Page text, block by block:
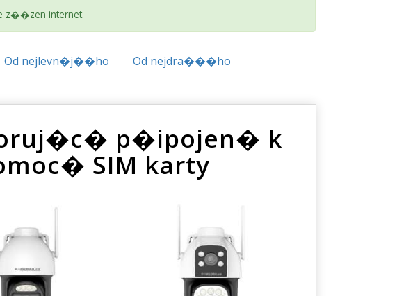
z��zen internet.
Od nejlevn�j��ho
Od nejdra���ho
p�ipojen� k
SIM karty